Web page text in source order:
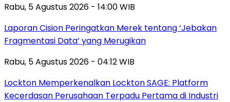
Rabu, 5 Agustus 2026 - 14:00 WIB
Laporan Cision Peringatkan Merek tentang ‘Jebakan
Fragmentasi Data’ yang Merugikan
Rabu, 5 Agustus 2026 - 04:12 WIB
Lockton Memperkenalkan Lockton SAGE: Platform
Kecerdasan Perusahaan Terpadu Pertama di Industri